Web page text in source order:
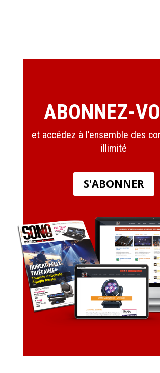
ABONNEZ-
et accédez à l’ensemble des
illimité
S'ABONNER